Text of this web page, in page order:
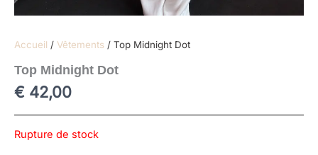
Accueil / Vêtements / Top Midnight Dot
Top Midnight Dot
€ 42,00
Rupture de stock